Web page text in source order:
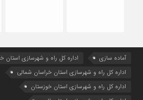
آماده سازی
اداره كل راه و شهرسازي استان
اداره كل راه و شهرسازي استان خراسان شمالي
اداره كل راه و شهرسازي استان خوزستان